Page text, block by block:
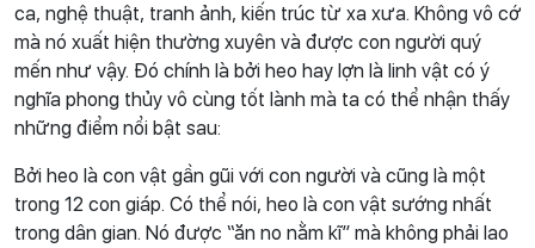
ca, nghệ thuật, tranh ảnh, kiến trúc từ xa xưa. Không vô cớ
mà nó xuất hiện thường xuyên và được con người quý
mến như vậy. Đó chính là bởi heo hay lợn là linh vật có ý
nghĩa phong thủy vô cùng tốt lành mà ta có thể nhận thấy
những điểm nổi bật sau:
Bởi heo là con vật gần gũi với con người và cũng là một
trong 12 con giáp. Có thể nói, heo là con vật sướng nhất
trong dân gian. Nó được “ăn no nằm kĩ” mà không phải lao